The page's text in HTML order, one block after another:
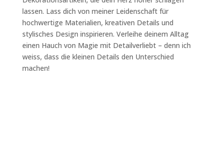
lassen. Lass dich von meiner Leidenschaft für
hochwertige Materialien, kreativen Details und
stylisches Design inspirieren. Verleihe deinem Alltag
einen Hauch von Magie mit Detailverliebt – denn ich
weiss, dass die kleinen Details den Unterschied
machen!